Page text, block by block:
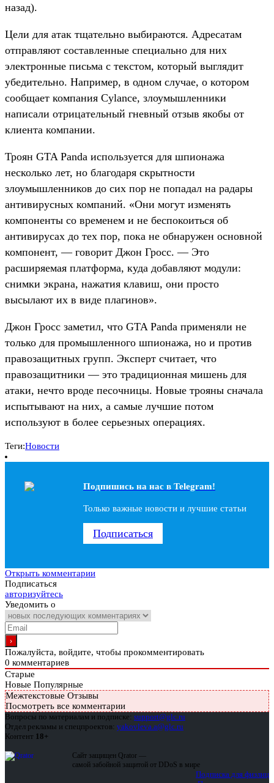
назад).
Цели для атак тщательно выбираются. Адресатам
отправляют составленные специально для них
электронные письма с текстом, который выглядит
убедительно. Например, в одном случае, о котором
сообщает компания Cylance, злоумышленники
написали отрицательный гневный отзыв якобы от
клиента компании.
Троян GTA Panda используется для шпионажа
несколько лет, но благодаря скрытности
злоумышленников до сих пор не попадал на радары
антивирусных компаний. «Они могут изменять
компоненты со временем и не беспокоиться об
антивирусах до тех пор, пока не обнаружен основной
компонент, — говорит Джон Гросс. — Это
расширяемая платформа, куда добавляют модули:
снимки экрана, нажатия клавиш, они просто
высылают их в виде плагинов».
Джон Гросс заметил, что GTA Panda применяли не
только для промышленного шпионажа, но и против
правозащитных групп. Эксперт считает, что
правозащитники — это традиционная мишень для
атаки, нечто вроде песочницы. Новые трояны сначала
испытывают на них, а самые лучшие потом
используют в более серьезных операциях.
Теги:Новости
Подпишись на наc в Telegram!
Только важные новости и лучшие статьи
Подписаться
Открыть комментарии
Подписаться
авторизуйтесь
Уведомить о
Пожалуйста, войдите, чтобы прокомментировать
0 комментариев
Старые
Новые Популярные
Межтекстовые Отзывы
Посмотреть все комментарии
Вопросы по материалам и подписке: support@glc.ru
Отдел рекламы и спецпроектов: yakovleva.a@glc.ru
Контент 18+
Сайт защищен Qrator —
самой забойной защитой от DDoS в мире
Подписка для физлиц